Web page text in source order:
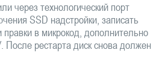
через технологический порт
SSD надстройки, записать
в микрокод, дополнительно
рестарта диск снова должен